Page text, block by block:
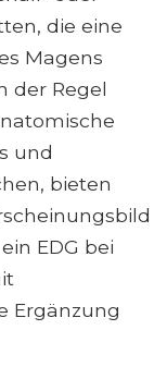
die eine
Magens
der Regel
und
bieten
EDG bei
Ergänzung